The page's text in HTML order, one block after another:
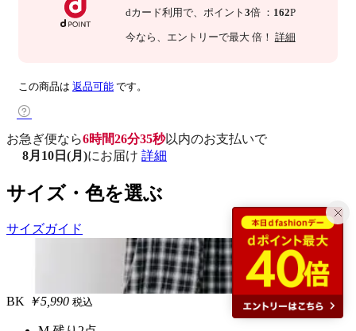
dカード利用で、 ポイント 3倍 ： 162P
今なら 、エントリーで最大 倍！ 詳細
この商品は 返品可能 です。
お急ぎ便なら6時間26分34秒以内のお支払いで
8月10日(月)にお届け 詳細
サイズ・色を選ぶ
サイズガイド
BK ￥5,990 税込